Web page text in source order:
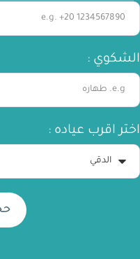
الشكوي :
اختر اقرب عياده :